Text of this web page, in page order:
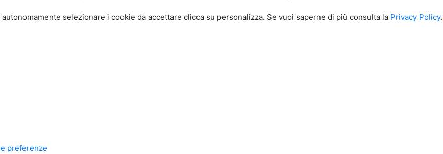
selezionare i cookie da accettare clicca su personalizza. Se vuoi saperne di più consulta la Privacy Policy.
preferenze